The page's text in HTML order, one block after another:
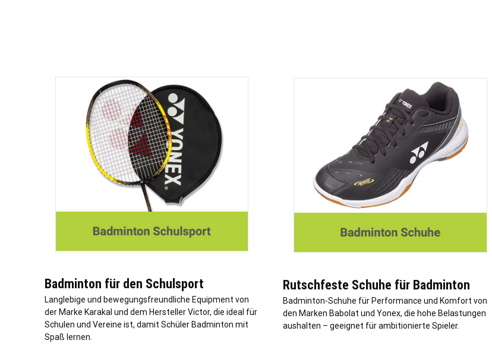
Badminton für den Schulsport
Langlebige und bewegungsfreundliche Equipment von
der Marke Karakal und dem Hersteller Victor, die ideal für
Schulen und Vereine ist, damit Schüler Badminton mit
Spaß lernen.
Rutschfeste Schuhe für Badminton
Badminton-Schuhe für Performance und Komfort von
den Marken Babolat und Yonex, die hohe Belastungen
aushalten – geeignet für ambitionierte Spieler.